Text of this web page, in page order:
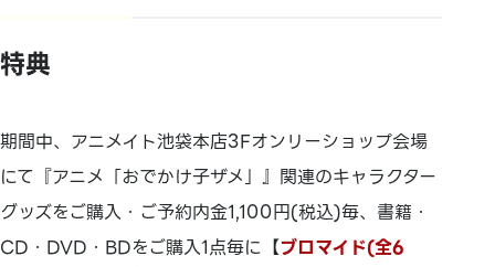
特典
期間中、アニメイト池袋本店3Fオンリーショップ会場
にて『アニメ「おでかけ子ザメ」』関連のキャラクター
グッズをご購入・ご予約内金1,100円(税込)毎、書籍・
CD・DVD・BDをご購入1点毎に【ブロマイド(全6